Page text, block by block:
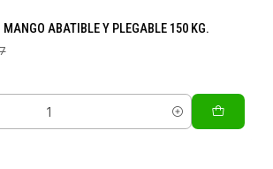
ABATIBLE Y PLEGABLE 150 KG.